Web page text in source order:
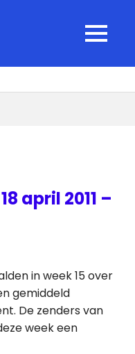
MENU
april 2011 –
in week 15 over
gemiddeld
De zenders van
week een